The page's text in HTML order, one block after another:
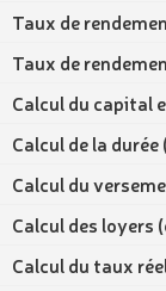
Taux de
Taux de
Calcul du capital
Calcul de la
Calcul du
Calcul des loyers
Calcul du taux